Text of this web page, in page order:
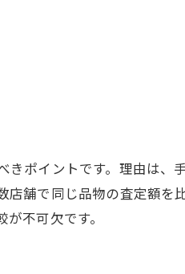
きポイントです。理由は、
舗で同じ品物の査定額を
不可欠です。